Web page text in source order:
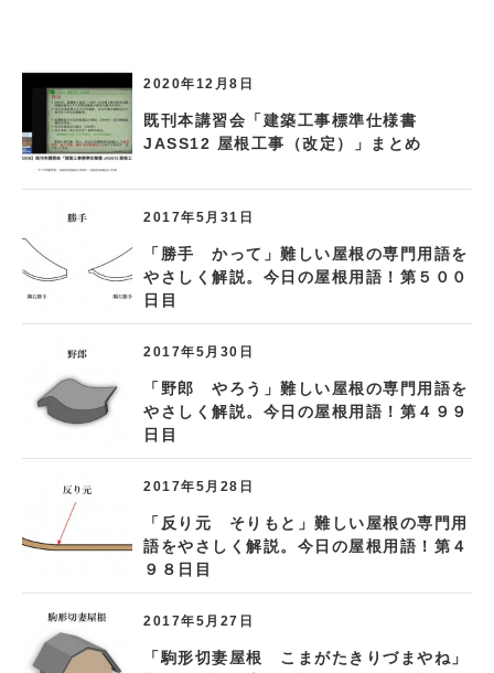
2020年12月8日
既刊本講習会「建築工事標準仕様書
JASS12 屋根工事（改定）」まとめ
2017年5月31日
「勝手 かって」難しい屋根の専門用語を
やさしく解説。今日の屋根用語！第５００
日目
2017年5月30日
「野郎 やろう」難しい屋根の専門用語を
やさしく解説。今日の屋根用語！第４９９
日目
2017年5月28日
「反り元 そりもと」難しい屋根の専門用
語をやさしく解説。今日の屋根用語！第４
９８日目
2017年5月27日
「駒形切妻屋根 こまがたきりづまやね」